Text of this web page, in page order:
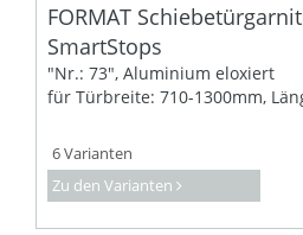
FORMAT
SmartStops
"Nr.: 73", Aluminium eloxiert
für Türbreite: 710-1300mm,
6 Varianten
Zu den Varianten